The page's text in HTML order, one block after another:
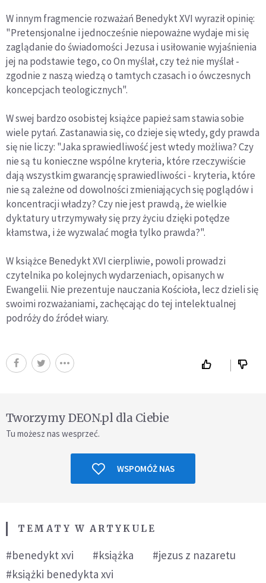
W innym fragmencie rozważań Benedykt XVI wyraził opinię:
"Pretensjonalne i jednocześnie niepoważne wydaje mi się
zaglądanie do świadomości Jezusa i usiłowanie wyjaśnienia
jej na podstawie tego, co On myślał, czy też nie myślał -
zgodnie z naszą wiedzą o tamtych czasach i o ówczesnych
koncepcjach teologicznych".
W swej bardzo osobistej książce papież sam stawia sobie
wiele pytań. Zastanawia się, co dzieje się wtedy, gdy prawda
się nie liczy: "Jaka sprawiedliwość jest wtedy możliwa? Czy
nie są tu konieczne wspólne kryteria, które rzeczywiście
dają wszystkim gwarancję sprawiedliwości - kryteria, które
nie są zależne od dowolności zmieniających się poglądów i
koncentracji władzy? Czy nie jest prawdą, że wielkie
dyktatury utrzymywały się przy życiu dzięki potędze
kłamstwa, i że wyzwalać mogła tylko prawda?".
W książce Benedykt XVI cierpliwie, powoli prowadzi
czytelnika po kolejnych wydarzeniach, opisanych w
Ewangelii. Nie prezentuje nauczania Kościoła, lecz dzieli się
swoimi rozważaniami, zachęcając do tej intelektualnej
podróży do źródeł wiary.
Tworzymy DEON.pl dla Ciebie
Tu możesz nas wesprzeć.
WSPOMÓŻ NAS
TEMATY W ARTYKULE
#benedykt xvi #książka
#jezus z nazaretu
#książki benedykta xvi